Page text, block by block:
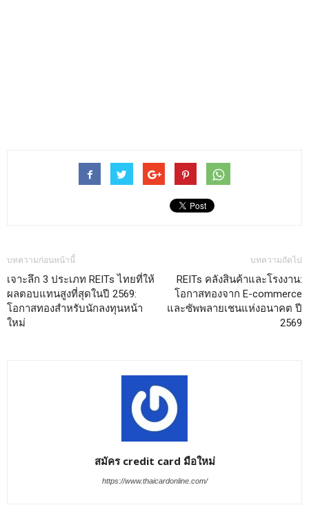
บทความก่อนหน้านี้
เจาะลึก 3 ประเภท REITs ไทยที่ให้
ผลตอบแทนสูงที่สุดในปี 2569:
โอกาสทองสำหรับนักลงทุนหน้า
ใหม่
บทความถัดไป
REITs คลังสินค้าและโรงงาน:
โอกาสทองจาก E-commerce
และซัพพลายเชนแห่งอนาคต ปี
2569
สมัคร credit card มือใหม่
https://www.thaicardonline.com/